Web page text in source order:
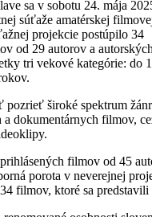
sa v sobotu 24. mája
súťaže amatérskej
projekcie postúpilo 34
od 29 autorov a
tri vekové kategórie: do
pozrieť široké spektrum
a dokumentárnych filmov,
filmov od 45
porota v neverejnej
filmov, ktoré sa predstavili